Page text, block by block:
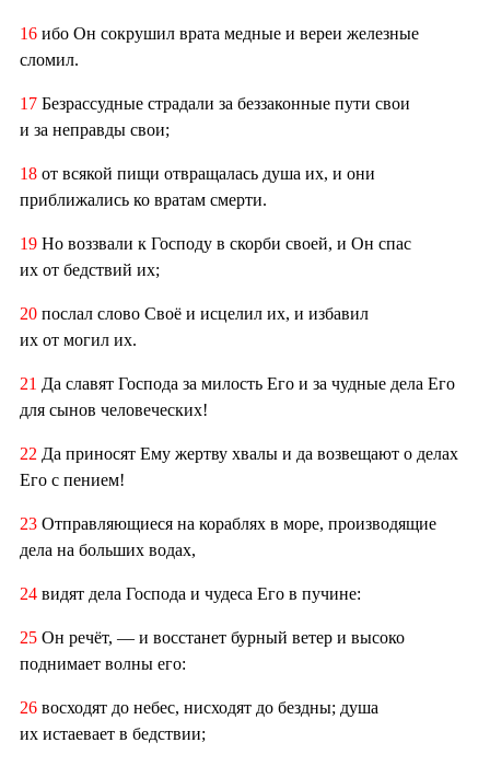
16 ибо Он сокрушил врата медные и вереи железные
сломил.
17 Безрассудные страдали за беззаконные пути свои
и за неправды свои;
18 от всякой пищи отвращалась душа их, и они
приближались ко вратам смерти.
19 Но воззвали к Господу в скорби своей, и Он спас
их от бедствий их;
20 послал слово Своё и исцелил их, и избавил
их от могил их.
21 Да славят Господа за милость Его и за чудные дела Его
для сынов человеческих!
22 Да приносят Ему жертву хвалы и да возвещают о делах
Его с пением!
23 Отправляющиеся на кораблях в море, производящие
дела на больших водах,
24 видят дела Господа и чудеса Его в пучине:
25 Он речёт, — и восстанет бурный ветер и высоко
поднимает волны его:
26 восходят до небес, нисходят до бездны; душа
их истаевает в бедствии;